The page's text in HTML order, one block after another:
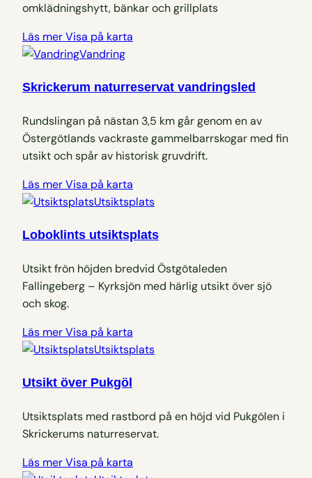
omklädningshytt, bänkar och grillplats
Läs merVisa på karta
Vandring
Skrickerum naturreservat vandringsled
Rundslingan på nästan 3,5 km går genom en av
Östergötlands vackraste gammelbarrskogar med fin
utsikt och spår av historisk gruvdrift.
Läs merVisa på karta
Utsiktsplats
Loboklints utsiktsplats
Utsikt frön höjden bredvid Östgötaleden
Fallingeberg – Kyrksjön med härlig utsikt över sjö
och skog.
Läs merVisa på karta
Utsiktsplats
Utsikt över Pukgöl
Utsiktsplats med rastbord på en höjd vid Pukgölen i
Skrickerums naturreservat.
Läs merVisa på karta